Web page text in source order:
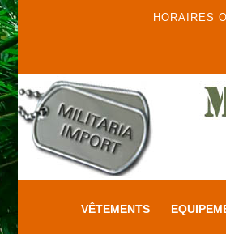
HORAIRES
VÊTEMENTS